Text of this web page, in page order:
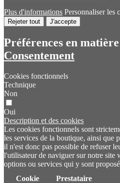
Plus d'informations Personnaliser les
Rejeter tout J'accepte
Préférences en
Consentement
Cookies fonctionnels
Technique
Non
Oui
Description et des cookies
Les cookies fonctionnels sont
les services de la boutique, ainsi que
il n'est donc pas possible de refuser
l'utilisateur de naviguer sur notre site
options ou services qui y sont
Cookie
Prestataire